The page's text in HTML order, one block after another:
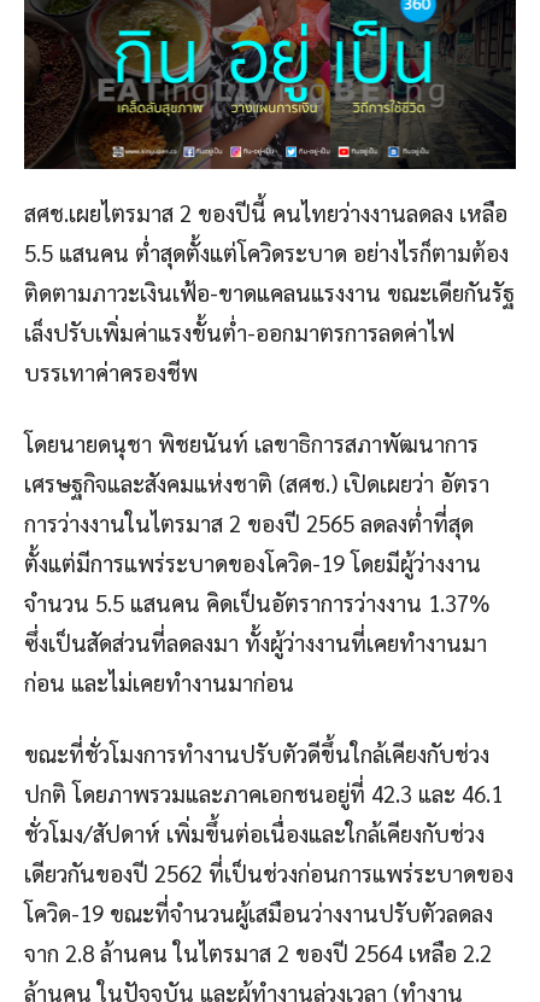
สศช.เผยไตรมาส 2 ของปีนี้ คนไทยว่างงานลดลง เหลือ
5.5 แสนคน ต่ำสุดตั้งแต่โควิดระบาด อย่างไรก็ตามต้อง
ติดตามภาวะเงินเฟ้อ-ขาดแคลนแรงงาน ขณะเดียกันรัฐ
เล็งปรับเพิ่มค่าแรงขั้นต่ำ-ออกมาตรการลดค่าไฟ
บรรเทาค่าครองชีพ
โดยนายดนุชา พิชยนันท์ เลขาธิการสภาพัฒนาการ
เศรษฐกิจและสังคมแห่งชาติ (สศช.) เปิดเผยว่า อัตรา
การว่างงานในไตรมาส 2 ของปี 2565 ลดลงต่ำที่สุด
ตั้งแต่มีการแพร่ระบาดของโควิด-19 โดยมีผู้ว่างงาน
จำนวน 5.5 แสนคน คิดเป็นอัตราการว่างงาน 1.37%
ซึ่งเป็นสัดส่วนที่ลดลงมา ทั้งผู้ว่างงานที่เคยทำงานมา
ก่อน และไม่เคยทำงานมาก่อน
ขณะที่ชั่วโมงการทำงานปรับตัวดีขึ้นใกล้เคียงกับช่วง
ปกติ โดยภาพรวมและภาคเอกชนอยู่ที่ 42.3 และ 46.1
ชั่วโมง/สัปดาห์ เพิ่มขึ้นต่อเนื่องและใกล้เคียงกับช่วง
เดียวกันของปี 2562 ที่เป็นช่วงก่อนการแพร่ระบาดของ
โควิด-19 ขณะที่จำนวนผู้เสมือนว่างงานปรับตัวลดลง
จาก 2.8 ล้านคน ในไตรมาส 2 ของปี 2564 เหลือ 2.2
ล้านคน ในปัจจุบัน และผู้ทำงานล่วงเวลา (ทำงาน